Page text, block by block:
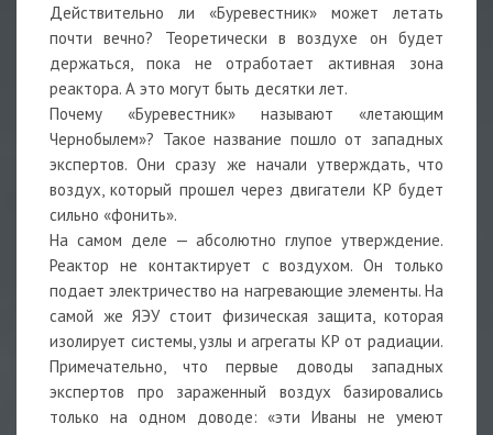
Действительно ли «Буревестник» может летать
почти вечно? Теоретически в воздухе он будет
держаться, пока не отработает активная зона
реактора. А это могут быть десятки лет.
Почему «Буревестник» называют «летающим
Чернобылем»? Такое название пошло от западных
экспертов. Они сразу же начали утверждать, что
воздух, который прошел через двигатели КР будет
сильно «фонить».
На самом деле — абсолютно глупое утверждение.
Реактор не контактирует с воздухом. Он только
подает электричество на нагревающие элементы. На
самой же ЯЭУ стоит физическая защита, которая
изолирует системы, узлы и агрегаты КР от радиации.
Примечательно, что первые доводы западных
экспертов про зараженный воздух базировались
только на одном доводе: «эти Иваны не умеют